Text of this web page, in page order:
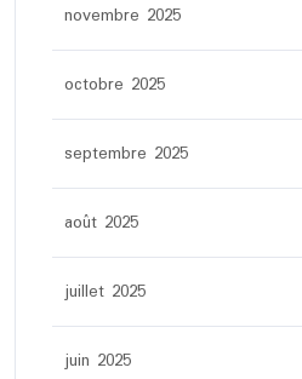
novembre 2025
octobre 2025
septembre 2025
août 2025
juillet 2025
juin 2025